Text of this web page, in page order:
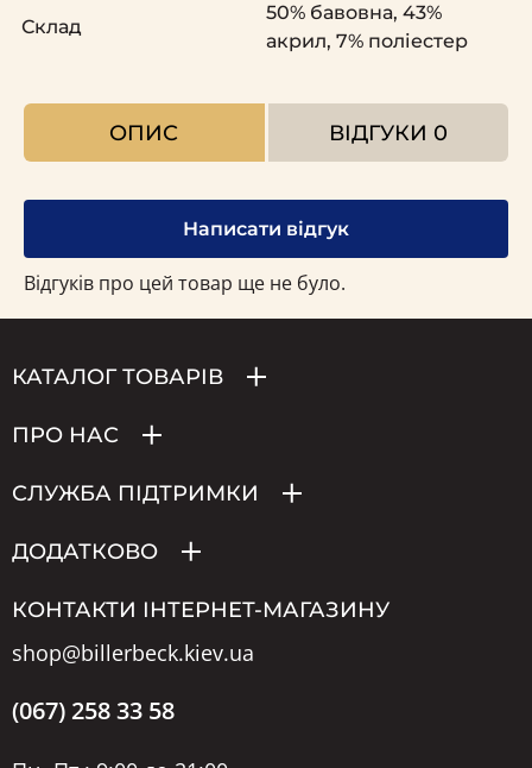
Склад
50% бавовна, 43%
акрил, 7% поліестер
ОПИС ВІДГУКИ 0
Написати відгук
Відгуків про цей товар ще не було.
КАТАЛОГ ТОВАРІВ
ПРО НАС
СЛУЖБА ПІДТРИМКИ
ДОДАТКОВО
КОНТАКТИ ІНТЕРНЕТ-МАГАЗИНУ
shop@billerbeck.kiev.ua
(067) 258 33 58